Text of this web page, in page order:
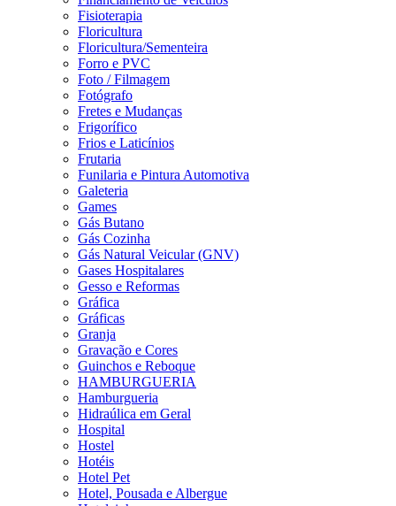
Fisioterapia
Floricultura
Floricultura/Sementeira
Forro e PVC
Foto / Filmagem
Fotógrafo
Fretes e Mudanças
Frigorífico
Frios e Laticínios
Frutaria
Funilaria e Pintura Automotiva
Galeteria
Games
Gás Butano
Gás Cozinha
Gás Natural Veicular (GNV)
Gases Hospitalares
Gesso e Reformas
Gráfica
Gráficas
Granja
Gravação e Cores
Guinchos e Reboque
HAMBURGUERIA
Hamburgueria
Hidraúlica em Geral
Hospital
Hostel
Hotéis
Hotel Pet
Hotel, Pousada e Albergue